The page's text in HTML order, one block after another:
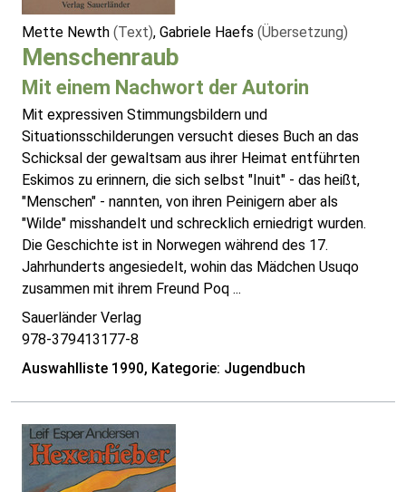
Mette Newth (Text), Gabriele Haefs (Übersetzung)
Menschenraub
Mit einem Nachwort der Autorin
Mit expressiven Stimmungsbildern und
Situationsschilderungen versucht dieses Buch an das
Schicksal der gewaltsam aus ihrer Heimat entführten
Eskimos zu erinnern, die sich selbst "Inuit" - das heißt,
"Menschen" - nannten, von ihren Peinigern aber als
"Wilde" misshandelt und schrecklich erniedrigt wurden.
Die Geschichte ist in Norwegen während des 17.
Jahrhunderts angesiedelt, wohin das Mädchen Usuqo
zusammen mit ihrem Freund Poq ...
Sauerländer Verlag
978-379413177-8
Auswahlliste 1990, Kategorie: Jugendbuch